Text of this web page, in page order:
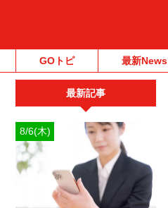
GOトピ 最新News
最新記事
8/6(木)